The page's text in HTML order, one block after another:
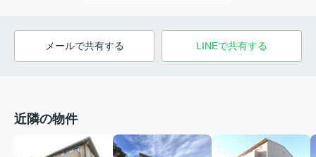
メールで共有する LINEで共有する
近隣の物件